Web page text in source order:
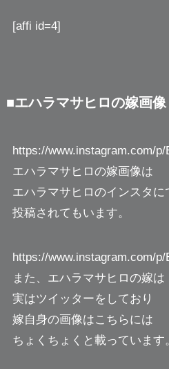
[affi id=4]
■エハラマサヒロの嫁画像
https://www.instagram.com/
エハラマサヒロの嫁画像は
エハラマサヒロのインスタに
投稿されてもいます。
https://www.instagram.com/
また、エハラマサヒロの嫁は
実はツイッターをしており
嫁自身の画像はこちらには
ちょくちょくと載っています